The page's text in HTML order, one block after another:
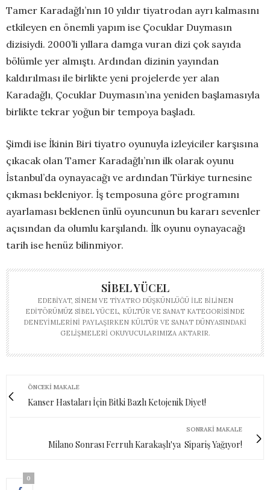
Tamer Karadağlı’nın 10 yıldır tiyatrodan ayrı kalmasını
etkileyen en önemli yapım ise Çocuklar Duymasın
dizisiydi. 2000’li yıllara damga vuran dizi çok sayıda
bölümle yer almıştı. Ardından dizinin yayından
kaldırılması ile birlikte yeni projelerde yer alan
Karadağlı, Çocuklar Duymasın’ına yeniden başlamasıyla
birlikte tekrar yoğun bir tempoya başladı.
Şimdi ise İkinin Biri tiyatro oyunuyla izleyiciler karşısına
çıkacak olan Tamer Karadağlı’nın ilk olarak oyunu
İstanbul’da oynayacağı ve ardından Türkiye turnesine
çıkması bekleniyor. İş temposuna göre programını
ayarlaması beklenen ünlü oyuncunun bu kararı sevenler
açısından da olumlu karşılandı. İlk oyunu oynayacağı
tarih ise henüz bilinmiyor.
SIBEL YÜCEL
EDEBIYAT, SINEM VE TIYATRO DÜŞKÜNLÜĞÜ ILE BILINEN
EDITÖRÜMÜZ SIBEL YÜCEL, KÜLTÜR VE SANAT KATEGORISINDE
DENEYIMLERINI PAYLAŞIRKEN KÜLTÜR VE SANAT DÜNYASINDAKI
GELIŞMELERI OKUYUCULARIMIZA AKTARIR.
ÖNCEKI MAKALE
Kanser Hastaları İçin Bitki Bazlı Ketojenik Diyet!
SONRAKI MAKALE
Milano Sonrası Ferruh Karakaşlı'ya Sipariş Yağıyor!
0